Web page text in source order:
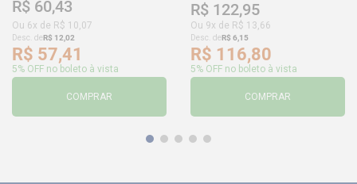
R$ 60,43
Ou 6x de R$ 10,07
Desc. deR$ 12,02
R$ 57,41
5% OFF no boleto à vista
COMPRAR
R$ 122,95
Ou 9x de R$ 13,66
Desc. deR$ 6,15
R$ 116,80
5% OFF no boleto à vista
COMPRAR